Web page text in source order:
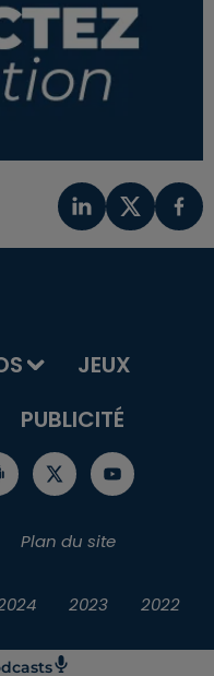
JEUX
PUBLICITÉ
Plan du site
2023 2022